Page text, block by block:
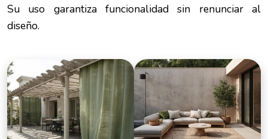
Su uso garantiza funcionalidad sin renunciar al
diseño.